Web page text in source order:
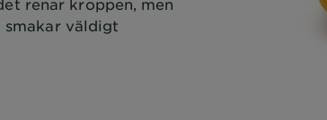
väldigt